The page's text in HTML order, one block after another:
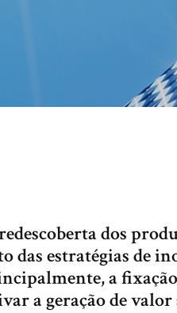
dos
estratégias de
a
a geração de valor